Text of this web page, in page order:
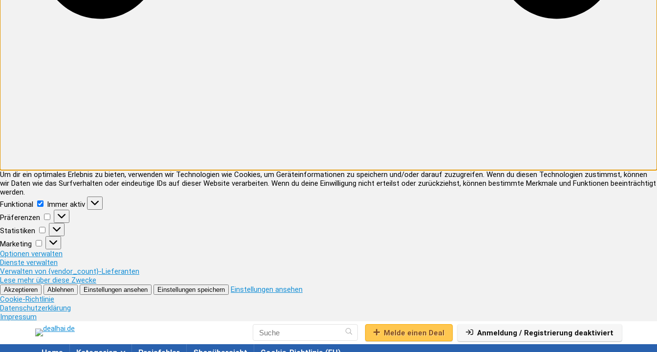
Um dir ein optimales Erlebnis zu bieten, verwenden wir Technologien wie Cookies, um Geräteinformationen zu speichern und/oder darauf zuzugreifen. Wenn du diesen Technologien zustimmst, können
wir Daten wie das Surfverhalten oder eindeutige IDs auf dieser Website verarbeiten. Wenn du deine Einwilligung nicht erteilst oder zurückziehst, können bestimmte Merkmale und Funktionen beeinträchtigt
werden.
Funktional
Funktional
Immer aktiv
Präferenzen
Präferenzen
Statistiken
Statistiken
Marketing
Marketing
Optionen verwalten
Dienste verwalten
Verwalten von {vendor_count}-Lieferanten
Lese mehr über diese Zwecke
Akzeptieren Ablehnen Einstellungen ansehen Einstellungen speichern
Einstellungen ansehen
Cookie-Richtlinie
Datenschutzerklärung
Impressum
Melde einen Deal
Anmeldung / Registrierung deaktiviert